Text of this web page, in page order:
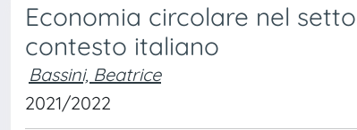
Economia circolare nel
contesto italiano
Bassini, Beatrice
2021/2022